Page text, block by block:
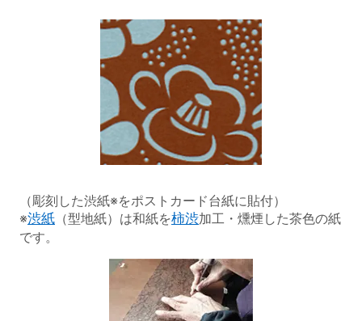
（彫刻した渋紙※をポストカード台紙に貼付）
※渋紙 （型地紙）は和紙を柿渋加工・燻煙した茶色の紙
です。